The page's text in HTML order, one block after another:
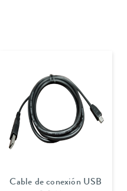
Cable de conexión USB